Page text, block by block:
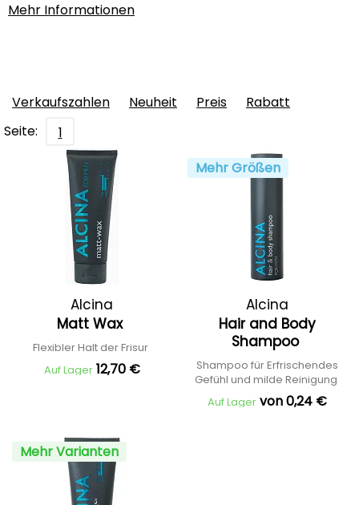
Mehr Informationen
Verkaufszahlen Neuheit Preis
Rabatt
Seite:
1
Alcina
Matt Wax
Flexibler Halt der Frisur
Auf Lager 12,70 €
Mehr Größen
Alcina
Hair and Body
Shampoo
Shampoo für Erfrischendes
Gefühl und milde Reinigung
Auf Lager von 0,24 €
Mehr Varianten